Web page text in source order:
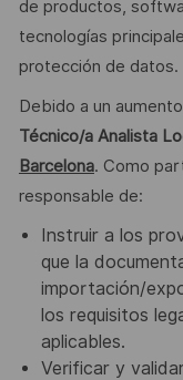
de productos,
tecnologías
protección de datos.
Debido a un
Técnico/a Analista
Barcelona. Como
responsable de:
Instruir a los
que la
importación/
los requisitos
aplicables.
Verificar y